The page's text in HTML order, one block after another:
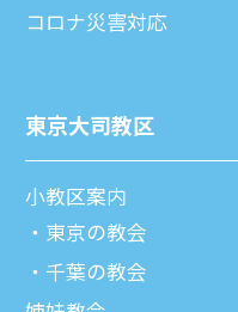
コロナ災害対応
東京⼤司教区
⼩教区案内
東京の教会
千葉の教会